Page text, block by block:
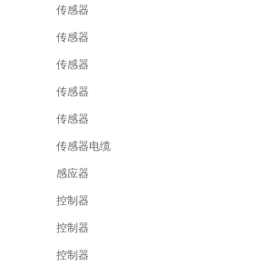
传感器
传感器
传感器
传感器
传感器
传感器电缆
感应器
控制器
控制器
控制器